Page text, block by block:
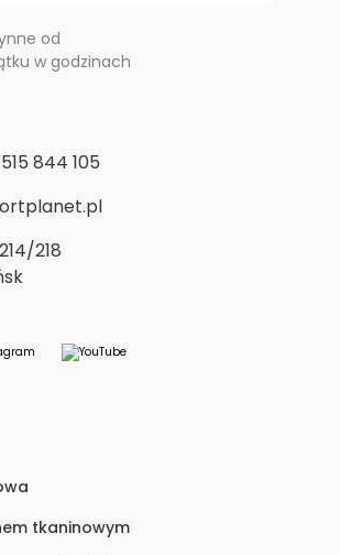
od
w godzinach
515 844 105
218
tkaninowym